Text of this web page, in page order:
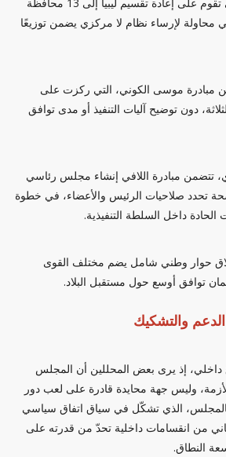
محاولة لإرساء نظام لا مركزي يضمن توزيعًا
مبادرة موسى الكوني، التي ركزت على
دون توضيح آليات التنفيذ أو مدى توافق
تتضمن مبادرة اللافي إنشاء مجلس رئاسي
تحدد صلاحيات الرئيس والأعضاء، في خطوة
الحادة داخل السلطة التنفيذية.
حوار وطني شامل يضم مختلف القوى
توافق أوسع حول مستقبل البلاد.
والتشكيك
داخلي، إذ يرى بعض المحللين أن المجلس
وليس جهة محايدة قادرة على لعب دور
الذي تشكّل في سياق اتفاق سياسي
من انقسامات داخلية تحدّ من قدرته على
النطاق.